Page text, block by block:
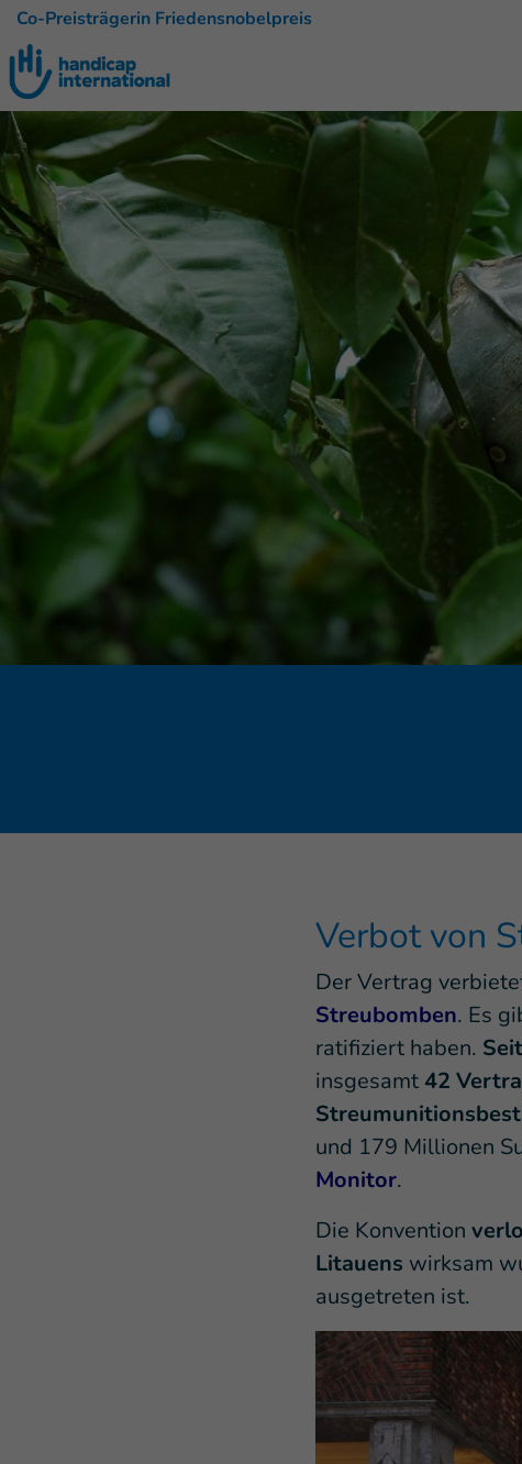
Co-Preisträgerin Friedensnobelpreis
Verbot von
Der Vertrag
Streubomben. Es
ratifiziert haben. Seit
insgesamt 42
und 179 Millionen
Monitor.
Die Konvention
Litauens wirksam
ausgetreten ist.